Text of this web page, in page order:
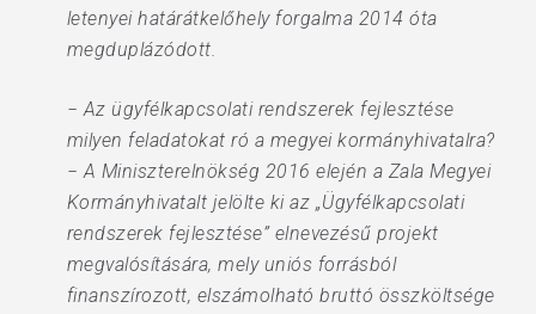
letenyei határátkelőhely forgalma 2014 óta
megduplázódott.
− Az ügyfélkapcsolati rendszerek fejlesztése
milyen feladatokat ró a megyei kormányhivatalra?
− A Miniszterelnökség 2016 elején a Zala Megyei
Kormányhivatalt jelölte ki az „Ügyfélkapcsolati
rendszerek fejlesztése” elnevezésű projekt
megvalósítására, mely uniós forrásból
finanszírozott, elszámolható bruttó összköltsége